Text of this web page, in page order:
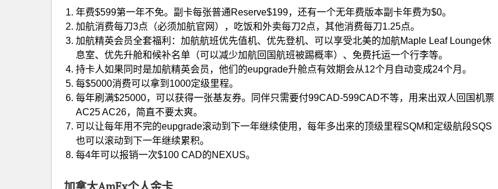
年费$599第一年不免。副卡每张普通Reserve$199，还有一个无年费版本副卡年费为$0。
加航消费每刀3点（必须加航官网），吃饭和外卖每刀2点，其他消费每刀1.25点。
加航精英会员全套福利：加航航班优先值机、优先登机、可以享受北美的加航Maple Leaf Lounge休
息室、优先升舱和候补名单（可以减少加航回国航班被踢概率）、免费托运一个行李等。
持卡人如果同时是加航精英会员，他们的eupgrade升舱点有效期会从12个月自动变成24个月。
每$5000消费可以拿到1000定级里程。
每年刷满$25000，可以获得一张基友券。同伴只需要付99CAD-599CAD不等，用来出双人回国机票
AC25 AC26，简直不要太爽。
可以让每年用不完的eupgrade滚动到下一年继续使用，每年多出来的顶级里程SQM和定级航段SQS
也可以滚动到下一年继续累积。
每4年可以报销一次$100 CAD的NEXUS。